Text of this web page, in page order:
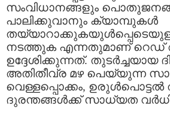
സംവിധാനങ്ങളും
പാലിക്കുവാനും ക്യാമ്പുകള്‍
നടത്തുക എന്നതുമാണ് റെഡ്
ഉദ്ദേശിക്കുന്നത്. തുടര്‍ച്ചയായ
അതിതീവ്ര മഴ പെയ്യുന്ന
വെള്ളപ്പൊക്കം,
ദുരന്തങ്ങള്‍ക്ക് സാധ്യത